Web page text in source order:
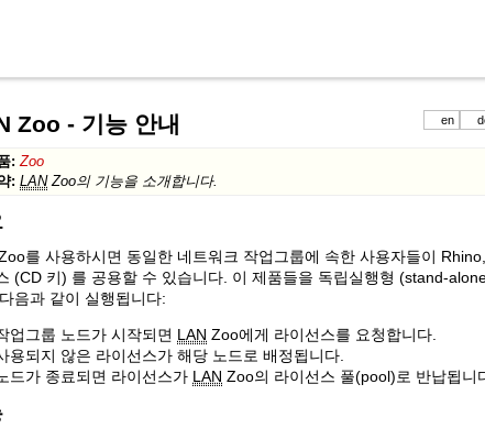
en
Zoo - 기능 안내
: Zoo
: LANZoo의 기능을 소개합니다.
를 사용하시면 동일한 네트워크 작업그룹에 속한 사용자들이
(CD 키) 를 공용할 수 있습니다. 이 제품들을 독립실행형 (stand-
음과 같이 실행됩니다:
업그룹 노드가 시작되면 LAN Zoo에게 라이선스를 요청합니다.
용되지 않은 라이선스가 해당 노드로 배정됩니다.
드가 종료되면 라이선스가 LAN Zoo의 라이선스 풀(pool)로 반납됩니